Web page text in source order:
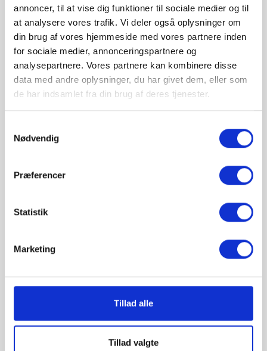
annoncer, til at vise dig funktioner til sociale medier og til
at analysere vores trafik. Vi deler også oplysninger om
din brug af vores hjemmeside med vores partnere inden
for sociale medier, annonceringspartnere og
analysepartnere. Vores partnere kan kombinere disse
data med andre oplysninger, du har givet dem, eller som
de har indsamlet fra din brug af deres tjenester.
Nødvendig
Præferencer
Statistik
Marketing
Tillad alle
Tillad valgte
Beskrivelse
Lyskilde 1:
Garanti:
2 år